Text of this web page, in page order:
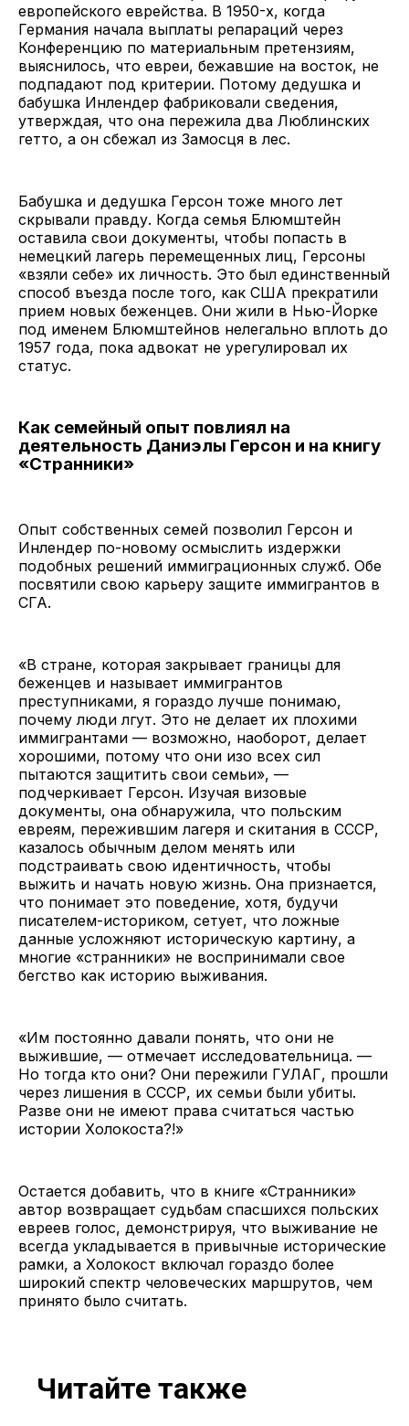
европейского еврейства. В 1950-х, когда
Германия начала выплаты репараций через
Конференцию по материальным претензиям,
выяснилось, что евреи, бежавшие на восток, не
подпадают под критерии. Потому дедушка и
бабушка Инлендер фабриковали сведения,
утверждая, что она пережила два Люблинских
гетто, а он сбежал из Замосця в лес.
Бабушка и дедушка Герсон тоже много лет
скрывали правду. Когда семья Блюмштейн
оставила свои документы, чтобы попасть в
немецкий лагерь перемещенных лиц, Герсоны
«взяли себе» их личность. Это был единственный
способ въезда после того, как США прекратили
прием новых беженцев. Они жили в Нью-Йорке
под именем Блюмштейнов нелегально вплоть до
1957 года, пока адвокат не урегулировал их
статус.
Как семейный опыт повлиял на
деятельность Даниэлы Герсон и на книгу
«Странники»
Опыт собственных семей позволил Герсон и
Инлендер по-новому осмыслить издержки
подобных решений иммиграционных служб. Обе
посвятили свою карьеру защите иммигрантов в
СГА.
«В стране, которая закрывает границы для
беженцев и называет иммигрантов
преступниками, я гораздо лучше понимаю,
почему люди лгут. Это не делает их плохими
иммигрантами — возможно, наоборот, делает
хорошими, потому что они изо всех сил
пытаются защитить свои семьи», —
подчеркивает Герсон. Изучая визовые
документы, она обнаружила, что польским
евреям, пережившим лагеря и скитания в СССР,
казалось обычным делом менять или
подстраивать свою идентичность, чтобы
выжить и начать новую жизнь. Она признается,
что понимает это поведение, хотя, будучи
писателем-историком, сетует, что ложные
данные усложняют историческую картину, а
многие «странники» не воспринимали свое
бегство как историю выживания.
«Им постоянно давали понять, что они не
выжившие, — отмечает исследовательница. —
Но тогда кто они? Они пережили ГУЛАГ, прошли
через лишения в СССР, их семьи были убиты.
Разве они не имеют права считаться частью
истории Холокоста?!»
Остается добавить, что в книге «Странники»
автор возвращает судьбам спасшихся польских
евреев голос, демонстрируя, что выживание не
всегда укладывается в привычные исторические
рамки, а Холокост включал гораздо более
широкий спектр человеческих маршрутов, чем
принято было считать.
Читайте также